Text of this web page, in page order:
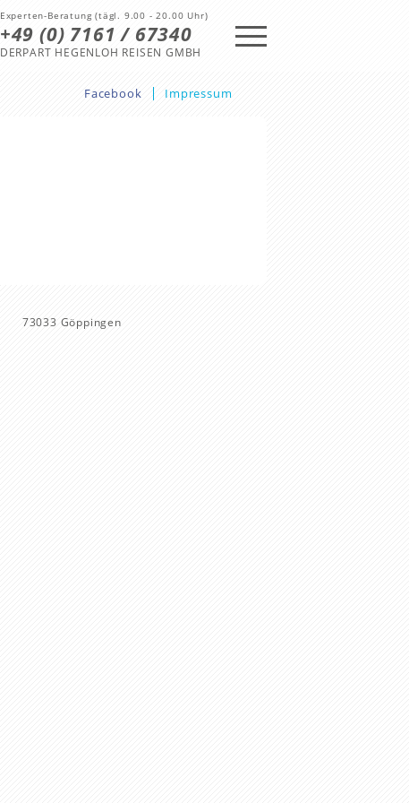
Experten-Beratung (tägl. 9.00 - 20.00 Uhr)
+49 (0) 7161 / 67340
DERPART HEGENLOH REISEN GMBH
Facebook Impressum
73033 Göppingen